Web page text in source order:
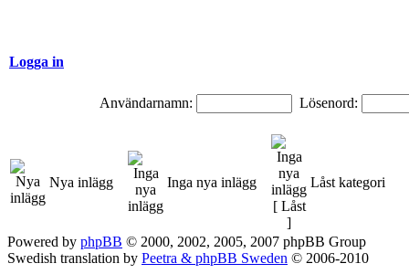
Logga in
Användarnamn: Lösenord:
Nya inlägg Inga nya inlägg Låst kategori
Powered by phpBB © 2000, 2002, 2005, 2007 phpBB Group
Swedish translation by Peetra & phpBB Sweden © 2006-2010